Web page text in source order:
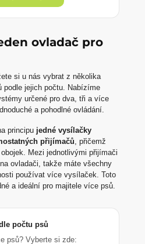
ovladač pro
si u nás vybrat z několika
podle jejich počtu. Nabízíme
určené pro dva, tři a více
a pohodlné ovládání.
principu jedné vysílačky
přijímačů , přičemž
Mezi jednotlivými přijímači
ovladači, takže máte všechny
používat více vysílaček. Toto
a ideální pro majitele více psů.
počtu psů
psů? Vyberte si zde: